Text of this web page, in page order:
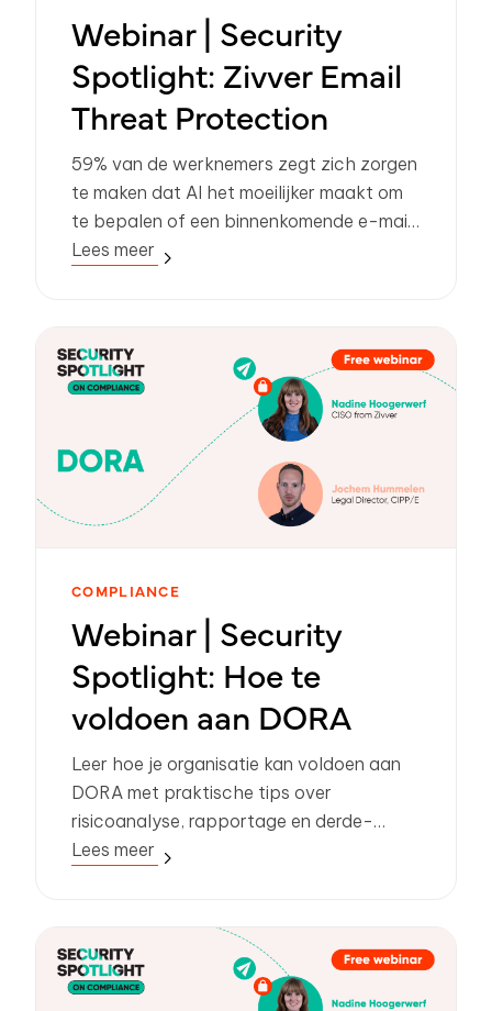
Webinar | Security
Spotlight: Zivver Email
Threat Protection
59% van de werknemers zegt zich zorgen
te maken dat AI het moeilijker maakt om
te bepalen of een binnenkomende e-mail
of link legitiem is. Dus hoe kunnen IT-
Lees meer
COMPLIANCE
Webinar | Security
Spotlight: Hoe te
voldoen aan DORA
Leer hoe je organisatie kan voldoen aan
DORA met praktische tips over
risicoanalyse, rapportage en derde-
partijbeheer. Krijg direct toegang tot het
Lees meer